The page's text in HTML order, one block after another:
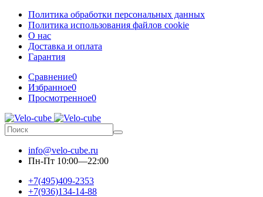
Политика обработки персональных данных
Политика использования файлов cookie
О нас
Доставка и оплата
Гарантия
Сравнение0
Избранное0
Просмотренное0
info@velo-cube.ru
Пн-Пт 10:00—22:00
+7(495)409-2353
+7(936)134-14-88